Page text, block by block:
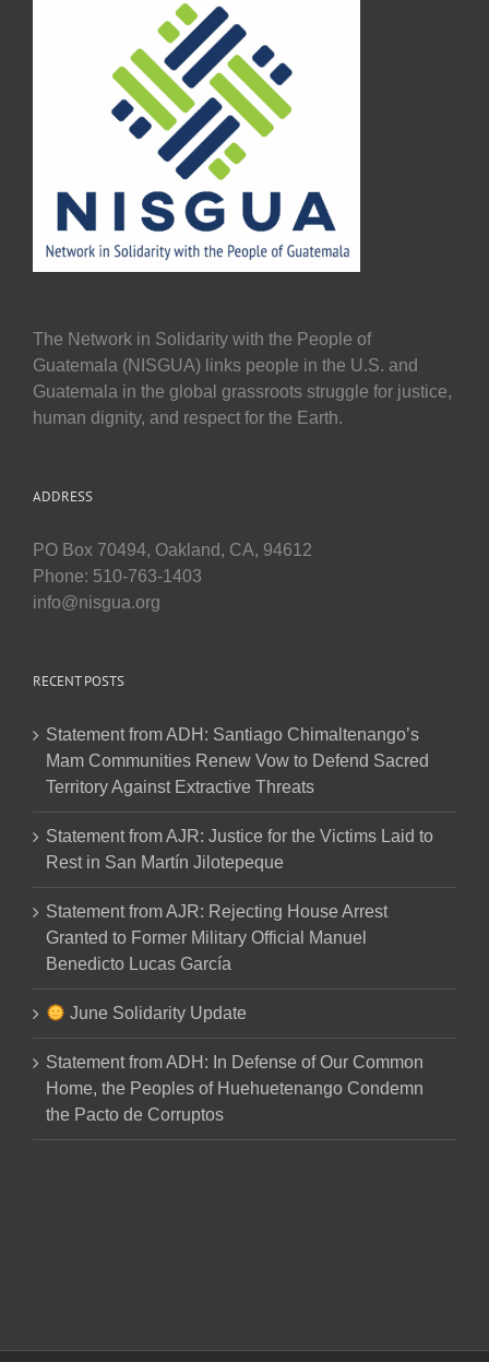
The Network in Solidarity with the People of
Guatemala (NISGUA) links people in the U.S. and
Guatemala in the global grassroots struggle for justice,
human dignity, and respect for the Earth.
ADDRESS
PO Box 70494, Oakland, CA, 94612
Phone: 510-763-1403
info@nisgua.org
RECENT POSTS
Statement from ADH: Santiago Chimaltenango’s
Mam Communities Renew Vow to Defend Sacred
Territory Against Extractive Threats
Statement from AJR: Justice for the Victims Laid to
Rest in San Martín Jilotepeque
Statement from AJR: Rejecting House Arrest
Granted to Former Military Official Manuel
Benedicto Lucas García
June Solidarity Update
Statement from ADH: In Defense of Our Common
Home, the Peoples of Huehuetenango Condemn
the Pacto de Corruptos